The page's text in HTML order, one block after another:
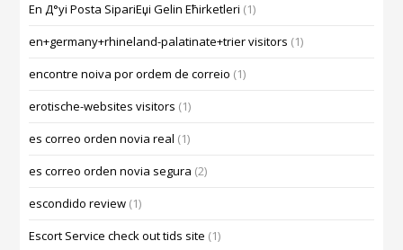
En Д°yi Posta SipariЕџi Gelin Ећirketleri (1)
en+germany+rhineland-palatinate+trier visitors (1)
encontre noiva por ordem de correio (1)
erotische-websites visitors (1)
es correo orden novia real (1)
es correo orden novia segura (2)
escondido review (1)
Escort Service check out tids site (1)